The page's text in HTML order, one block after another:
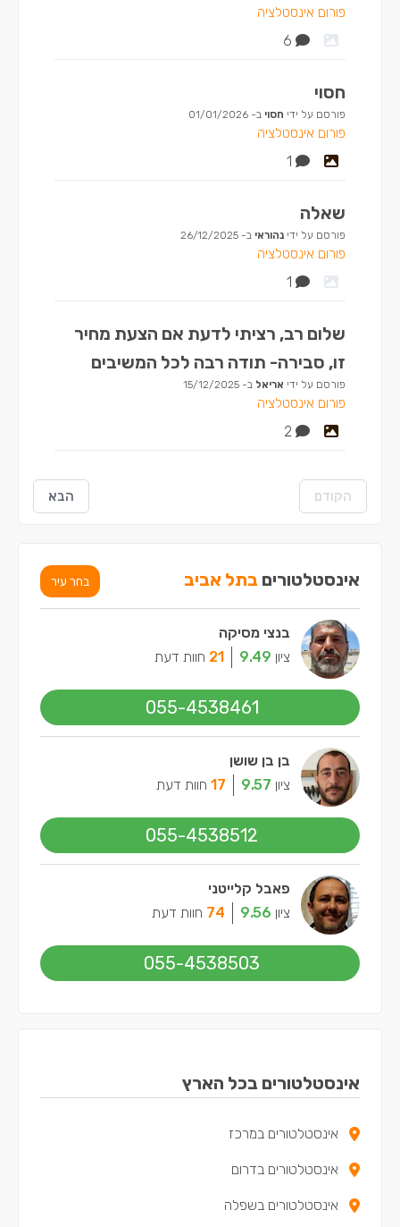
פורום אינסטלציה
6
חסוי
פורסם על ידי חסוי ב- 01/01/2026
פורום אינסטלציה
1
שאלה
פורסם על ידי נהוראי ב- 26/12/2025
פורום אינסטלציה
1
שלום רב, רציתי לדעת אם הצעת מחיר
זו, סבירה- תודה רבה לכל המשיבים
פורסם על ידי אריאל ב- 15/12/2025
פורום אינסטלציה
2
הקודם הבא
אינסטלטורים בתל אביב בחר עיר
בנצי מסיקה
ציון 9.49
21 חוות דעת
055-4538461
בן בן שושן
ציון 9.57
17 חוות דעת
055-4538512
פאבל קלייטני
ציון 9.56
74 חוות דעת
055-4538503
אינסטלטורים בכל הארץ
אינסטלטורים במרכז
אינסטלטורים בדרום
אינסטלטורים בשפלה